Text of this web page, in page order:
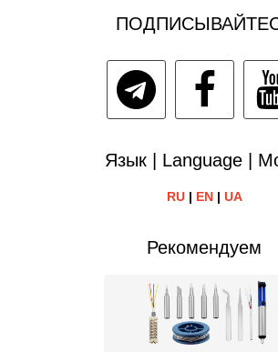
Язык | Language |
RU| EN| UA
Рекомендуем